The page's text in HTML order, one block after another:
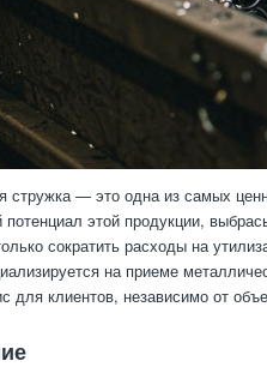
стружка — это одна из самых
потенциал этой продукции,
сократить расходы на
на приеме
для клиентов, независимо от